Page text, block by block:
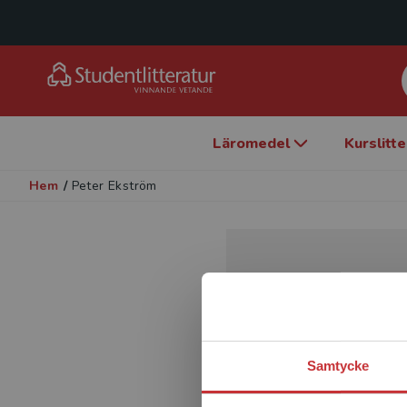
Samtycke
Läromedel
Hem / Peter Ekström